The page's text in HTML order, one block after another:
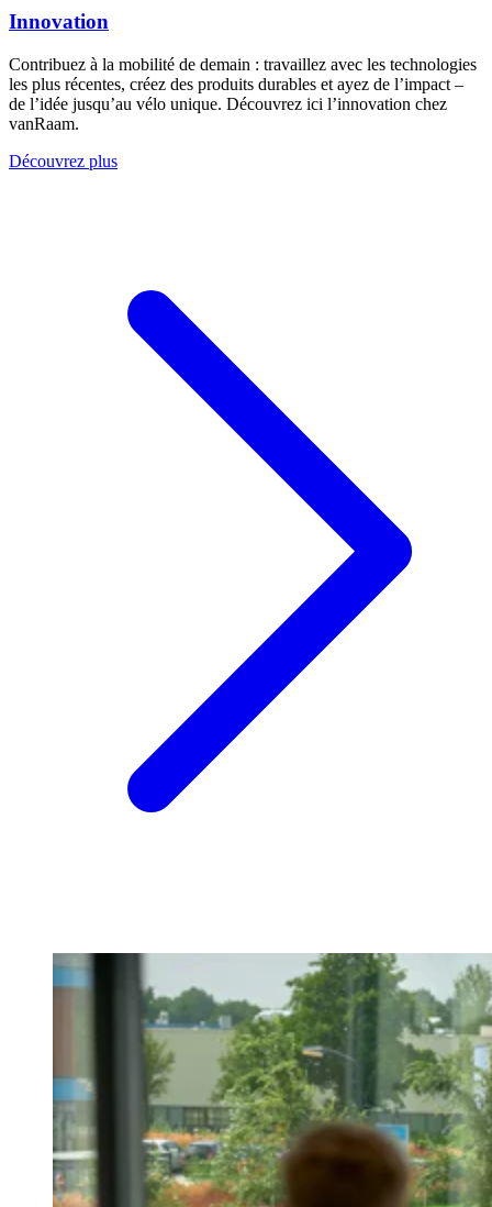
Innovation
Contribuez à la mobilité de demain : travaillez avec les technologies
les plus récentes, créez des produits durables et ayez de l’impact –
de l’idée jusqu’au vélo unique. Découvrez ici l’innovation chez
vanRaam.
Découvrez plus